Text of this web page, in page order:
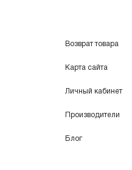
Возврат товара
Карта сайта
Личный кабинет
Производители
Блог